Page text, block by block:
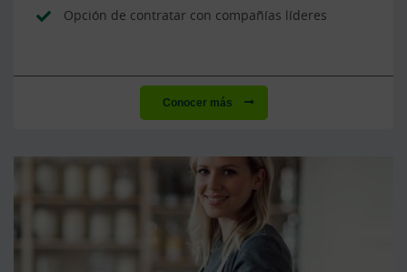
Opción de contratar con compañías líderes
Conocer más